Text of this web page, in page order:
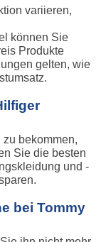
variieren,
können Sie
Produkte
gelten, wie
bekommen,
Sie die besten
und -
bei Tommy